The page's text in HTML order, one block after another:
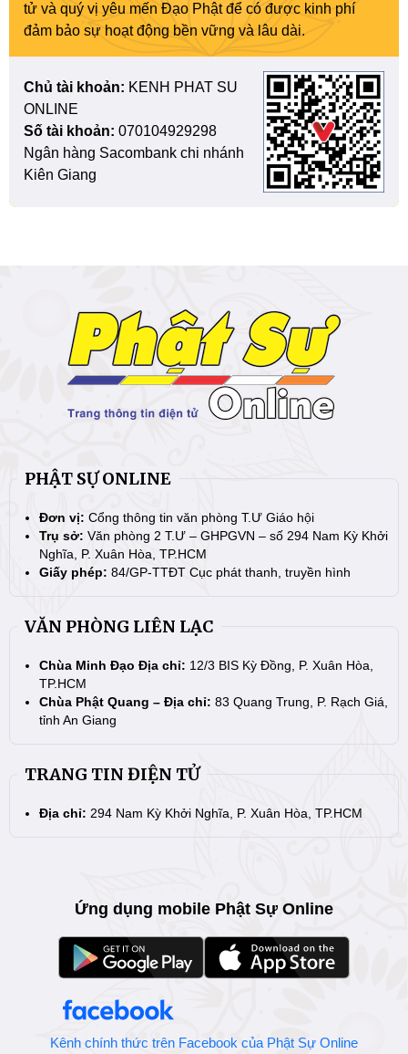
tử và quý vị yêu mến Đạo Phật để có được kinh phí
đảm bảo sự hoạt động bền vững và lâu dài.
Chủ tài khoản: KENH PHAT SU
ONLINE
Số tài khoản: 070104929298
Ngân hàng Sacombank chi nhánh
Kiên Giang
PHẬT SỰ ONLINE
Đơn vị: Cổng thông tin văn phòng T.Ư Giáo hội
Trụ sở: Văn phòng 2 T.Ư – GHPGVN – số 294 Nam Kỳ Khởi
Nghĩa, P. Xuân Hòa, TP.HCM
Giấy phép: 84/GP-TTĐT Cục phát thanh, truyền hình
VĂN PHÒNG LIÊN LẠC
Chùa Minh Đạo Địa chỉ: 12/3 BIS Kỳ Đồng, P. Xuân Hòa,
TP.HCM
Chùa Phật Quang – Địa chỉ: 83 Quang Trung, P. Rạch Giá,
tỉnh An Giang
TRANG TIN ĐIỆN TỬ
Địa chỉ: 294 Nam Kỳ Khởi Nghĩa, P. Xuân Hòa, TP.HCM
Ứng dụng mobile Phật Sự Online
Kênh chính thức trên Facebook của Phật Sự Online